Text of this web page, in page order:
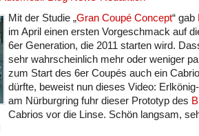
Mit der Studie „Gran Coupé Concept“ gab
im April einen ersten Vorgeschmack auf
6er Generation, die 2011 starten wird.
sehr wahrscheinlich mehr oder weniger
zum Start des 6er Coupés auch ein
dürfte, beweist nun dieses Video:
am Nürburgring fuhr dieser Prototyp des
Cabrios vor die Linse. Schön langsam,